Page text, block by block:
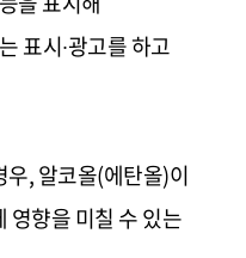
표시∙광고를 하고
우,알코올(에탄올)이
영향을 미칠 수 있는